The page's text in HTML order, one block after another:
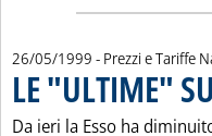
26/05/1999 - Prezzi e Tariffe
LE "ULTIME"
Da ieri la Esso ha